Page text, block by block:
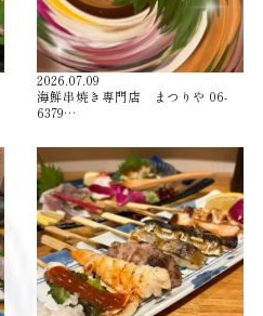
2026.07.09
海鮮串焼き専門店 まつりや 06-
6379…